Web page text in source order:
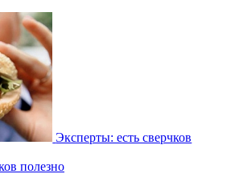
Эксперты: есть сверчков
полезно